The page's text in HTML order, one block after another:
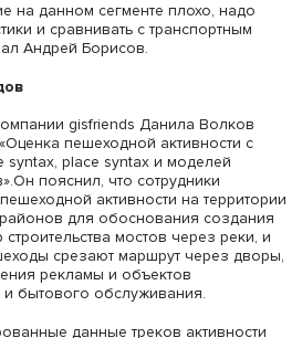
типа корреспонденций
пассажиров от одной
подвижного состава и
по частоте движения по
спросу. Добраться от
до другого можно с
пассажирских
географию потенциальных
вероятности использования
и масштабов дублирования.